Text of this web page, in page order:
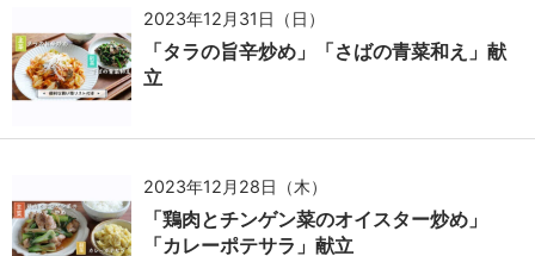
2023年12月31日（日）
「タラの旨辛炒め」「さばの青菜和え」献
立
2023年12月28日（木）
「鶏肉とチンゲン菜のオイスター炒め」
「カレーポテサラ」献立